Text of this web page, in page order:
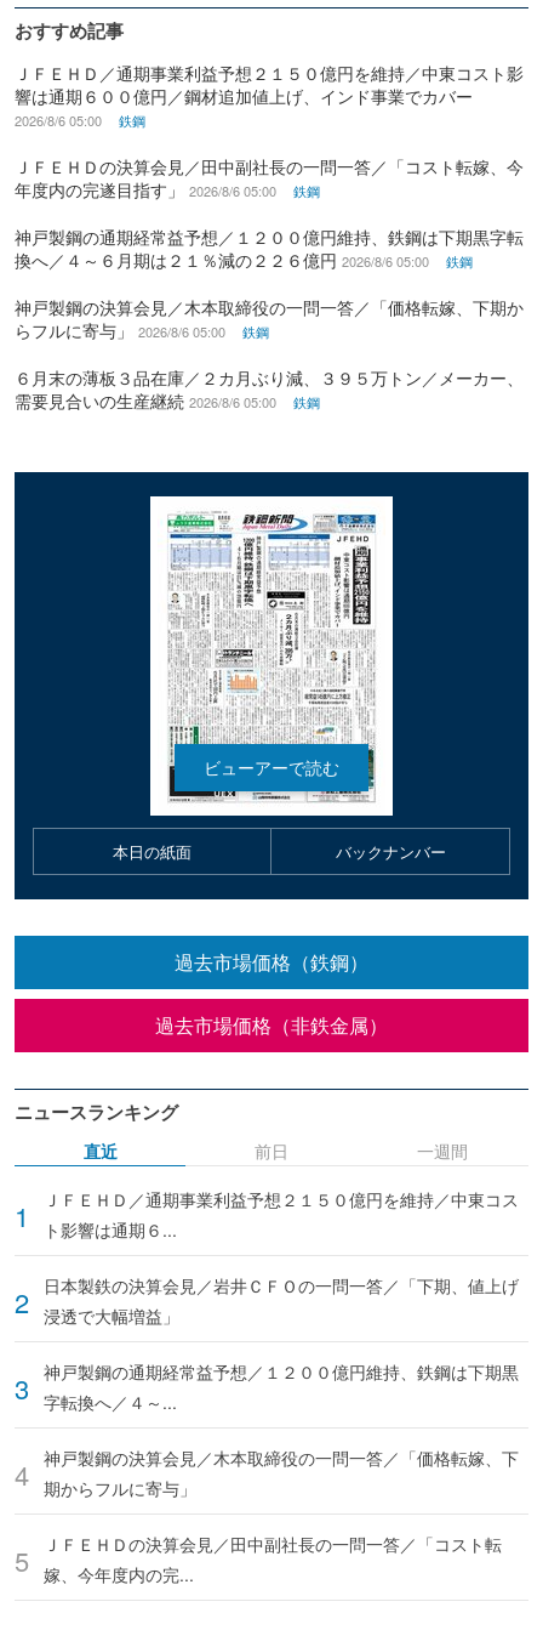
おすすめ記事
ＪＦＥＨＤ／通期事業利益予想２１５０億円を維持／中東コスト影
響は通期６００億円／鋼材追加値上げ、インド事業でカバー
2026/8/6 05:00 鉄鋼
ＪＦＥＨＤの決算会見／田中副社長の一問一答／「コスト転嫁、今
年度内の完遂目指す」
2026/8/6 05:00 鉄鋼
神戸製鋼の通期経常益予想／１２００億円維持、鉄鋼は下期黒字転
換へ／４～６月期は２１％減の２２６億円 2026/8/6 05:00 鉄鋼
神戸製鋼の決算会見／木本取締役の一問一答／「価格転嫁、下期か
らフルに寄与」
2026/8/6 05:00 鉄鋼
６月末の薄板３品在庫／２カ月ぶり減、３９５万トン／メーカー、
需要見合いの生産継続 2026/8/6 05:00 鉄鋼
本日の紙面 バックナンバー
過去市場価格（鉄鋼）
過去市場価格（非鉄金属）
ニュースランキング
直近
ＪＦＥＨＤ／通期事業利益予想２１５０億円を維持／中東コス
ト影響は通期６...
日本製鉄の決算会見／岩井ＣＦＯの一問一答／「下期、値上げ
浸透で大幅増益」
神戸製鋼の通期経常益予想／１２００億円維持、鉄鋼は下期黒
字転換へ／４～...
神戸製鋼の決算会見／木本取締役の一問一答／「価格転嫁、下
期からフルに寄与」
ＪＦＥＨＤの決算会見／田中副社長の一問一答／「コスト転
嫁、今年度内の完...
前日 一週間